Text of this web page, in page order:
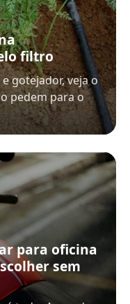
filtro
gotejador, veja o
pedem para o
para oficina
sem